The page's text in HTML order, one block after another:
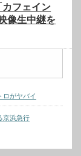
フェイン
像生中継を
がヤバイ
京浜急行